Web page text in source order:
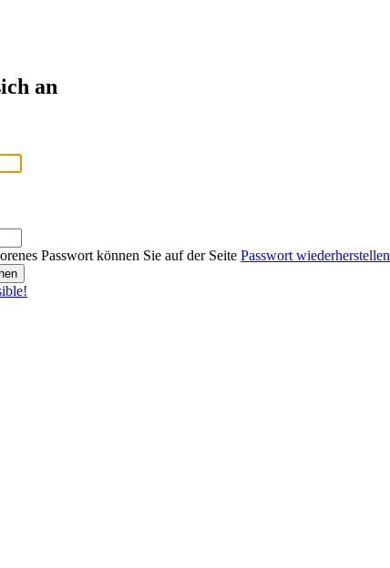
an
Passwort können Sie auf der Seite Passwort wiederherstellen